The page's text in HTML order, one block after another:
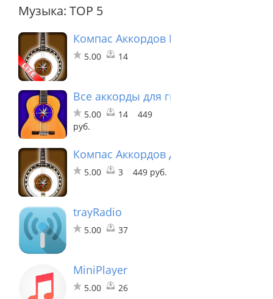
Музыка: TOP 5
Компас Аккордов Банджо лайт
5.00 14
Все аккорды для гитары
5.00 14
449
руб.
Компас Аккордов для Банджо
5.00 3 449 руб.
trayRadio
5.00 37
MiniPlayer
5.00 26